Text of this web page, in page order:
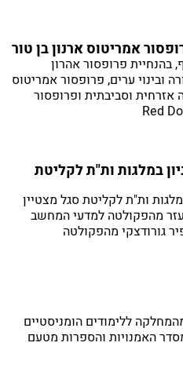
אמריטוס ארנון בן טור
פרופסור אהרון
ערים, פרופסור אמריטוס
אזרחית וסביבתית ופרופסור
במלגות ות"ת לקליטת
ות"ת לקליטת סגל מצטיין
מהפקולטה למדעי המחשב
גורודצקי מהפקולטה
ללימודים הומניסטיים
האמנויות והספרות מטעם